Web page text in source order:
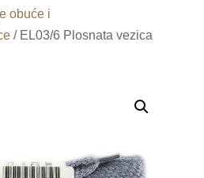
obuće i
/ EL03/6 Plosnata vezica